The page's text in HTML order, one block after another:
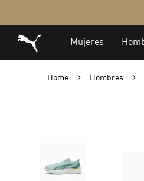
Home Hombres